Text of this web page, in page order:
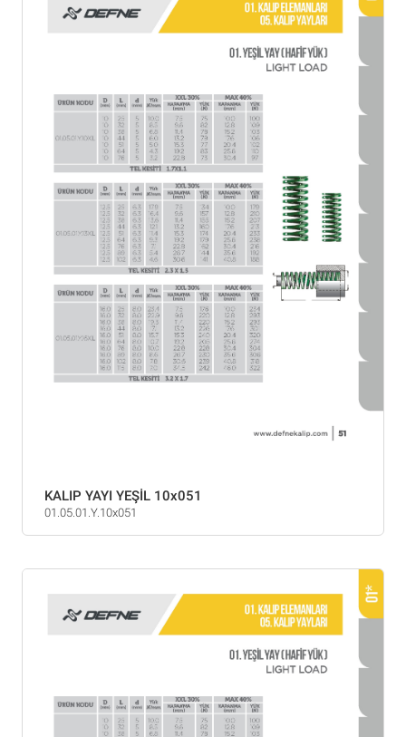
KALIP YAYI YEŞİL 10x051
01.05.01.Y.10x051